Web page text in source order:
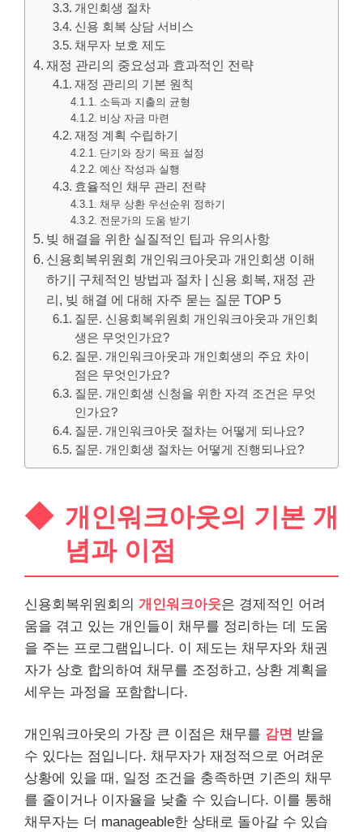
개인회생 절차
신용 회복 상담 서비스
채무자 보호 제도
재정 관리의 중요성과 효과적인 전략
재정 관리의 기본 원칙
소득과 지출의 균형
비상 자금 마련
재정 계획 수립하기
단기와 장기 목표 설정
예산 작성과 실행
효율적인 채무 관리 전략
채무 상환 우선순위 정하기
전문가의 도움 받기
빚 해결을 위한 실질적인 팁과 유의사항
신용회복위원회 개인워크아웃과 개인회생 이해
하기| 구체적인 방법과 절차 | 신용 회복, 재정 관
리, 빚 해결 에 대해 자주 묻는 질문 TOP 5
질문. 신용회복위원회 개인워크아웃과 개인회
생은 무엇인가요?
질문. 개인워크아웃과 개인회생의 주요 차이
점은 무엇인가요?
질문. 개인회생 신청을 위한 자격 조건은 무엇
인가요?
질문. 개인워크아웃 절차는 어떻게 되나요?
질문. 개인회생 절차는 어떻게 진행되나요?
개인워크아웃의 기본 개
념과 이점
신용회복위원회의 개인워크아웃은 경제적인 어려
움을 겪고 있는 개인들이 채무를 정리하는 데 도움
을 주는 프로그램입니다. 이 제도는 채무자와 채권
자가 상호 합의하여 채무를 조정하고, 상환 계획을
세우는 과정을 포함합니다.
개인워크아웃의 가장 큰 이점은 채무를 감면 받을
수 있다는 점입니다. 채무자가 재정적으로 어려운
상황에 있을 때, 일정 조건을 충족하면 기존의 채무
를 줄이거나 이자율을 낮출 수 있습니다. 이를 통해
채무자는 더 manageable한 상태로 돌아갈 수 있습